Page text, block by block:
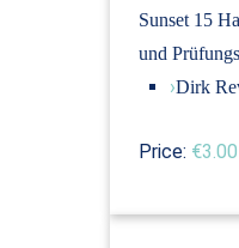
Sunset 15
und
›Dirk
Price: €3.00